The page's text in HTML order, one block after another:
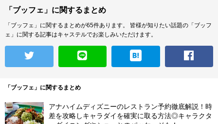
「ブッフェ」に関するまとめ
「ブッフェ」に関するまとめが65件あります。
皆様が知りたい話題の「ブッフ
ェ」に関する記事はキャステルでお楽しみいただけます。
「ブッフェ」に関するまとめ
アナハイムディズニーのレストラン予約徹底解説！時
差を攻略しキャラダイを確実に取る方法◎キャラクタ